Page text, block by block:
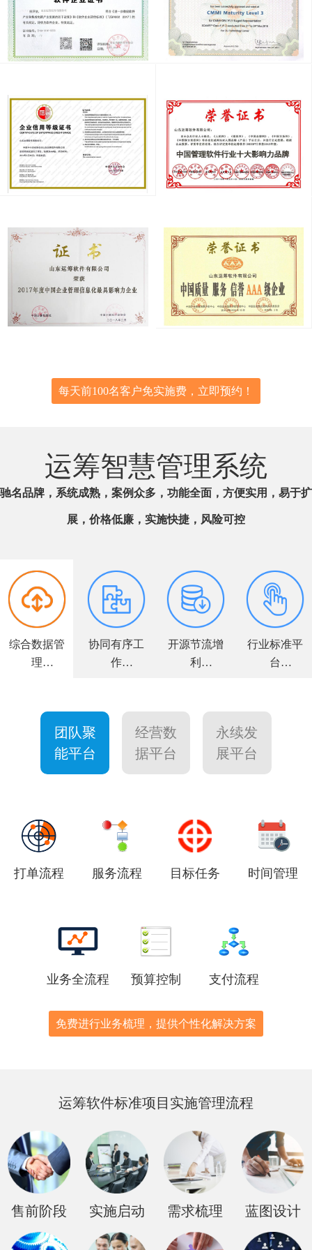
每天前100名客户免实施费，立即预约！
运筹智慧管理系统
驰名品牌，系统成熟，案例众多，功能全面，方便实用，易于扩
展，价格低廉，实施快捷，风险可控
综合数据管
理
协同有序工
作
开源节流增
利
行业标准平
台
团队聚
能平台
经营数
据平台
永续发
展平台
打单流程 服务流程 目标任务 时间管理
业务全流程 预算控制 支付流程
免费进行业务梳理，提供个性化解决方案
运筹软件标准项目实施管理流程
售前阶段 实施启动 需求梳理 蓝图设计